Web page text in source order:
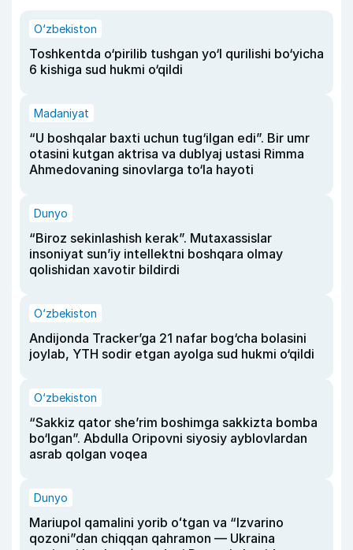
O‘zbekiston
Toshkentda o‘pirilib tushgan yo‘l qurilishi bo‘yicha
6 kishiga sud hukmi o‘qildi
Madaniyat
“U boshqalar baxti uchun tug‘ilgan edi”. Bir umr
otasini kutgan aktrisa va dublyaj ustasi Rimma
Ahmedovaning sinovlarga to‘la hayoti
Dunyo
“Biroz sekinlashish kerak”. Mutaxassislar
insoniyat sun’iy intellektni boshqara olmay
qolishidan xavotir bildirdi
O‘zbekiston
Andijonda Tracker’ga 21 nafar bog‘cha bolasini
joylab, YTH sodir etgan ayolga sud hukmi o‘qildi
O‘zbekiston
“Sakkiz qator she’rim boshimga sakkizta bomba
bo‘lgan”. Abdulla Oripovni siyosiy ayblovlardan
asrab qolgan voqea
Dunyo
Mariupol qamalini yorib oʻtgan va “Izvarino
qozoni”dan chiqqan qahramon — Ukraina